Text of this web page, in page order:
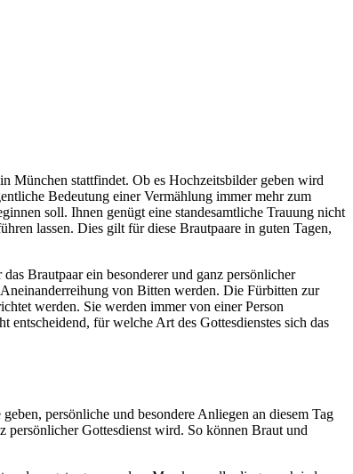
München stattfindet. Ob es Hochzeitsbilder geben wird
Bedeutung einer Vermählung immer mehr zum
soll. Ihnen genügt eine standesamtliche Trauung nicht
lassen. Dies gilt für diese Brautpaare in guten Tagen,
Brautpaar ein besonderer und ganz persönlicher
von Bitten werden. Die Fürbitten zur
werden. Sie werden immer von einer Person
für welche Art des Gottesdienstes sich das
persönliche und besondere Anliegen an diesem Tag
persönlicher Gottesdienst wird. So können Braut und